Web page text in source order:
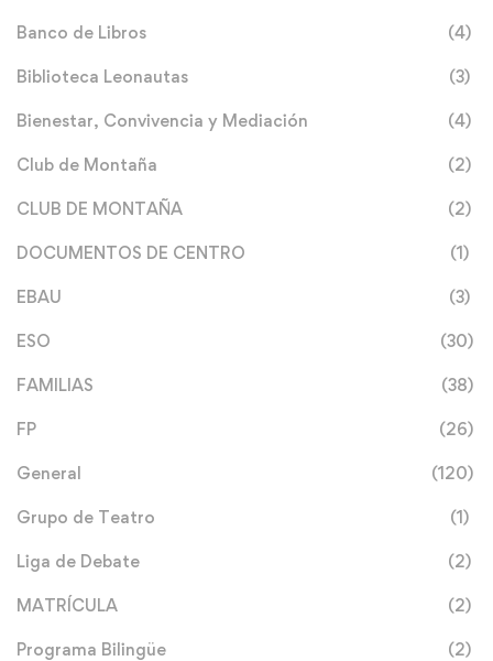
Banco de Libros (4)
Biblioteca Leonautas (3)
Bienestar, Convivencia y Mediación (4)
Club de Montaña (2)
CLUB DE MONTAÑA (2)
DOCUMENTOS DE CENTRO (1)
EBAU (3)
ESO (30)
FAMILIAS (38)
FP (26)
General (120)
Grupo de Teatro (1)
Liga de Debate (2)
MATRÍCULA (2)
Programa Bilingüe (2)